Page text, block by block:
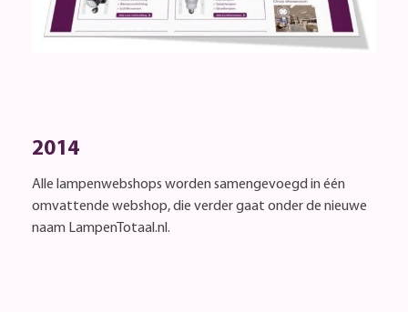
2014
Alle lampenwebshops worden samengevoegd in één
omvattende webshop, die verder gaat onder de nieuwe
naam LampenTotaal.nl.